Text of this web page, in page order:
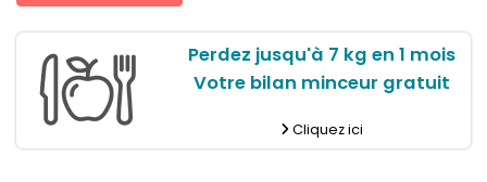
Perdez jusqu'à 7 kg en 1 mois
Votre bilan minceur gratuit
Cliquez ici